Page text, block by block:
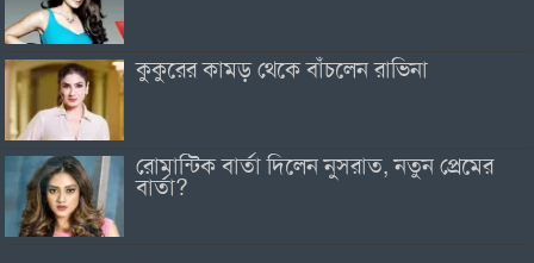
কুকুরের কামড় থেকে বাঁচলেন রাভিনা
রোমান্টিক বার্তা দিলেন নুসরাত, নতুন প্রেমের
বার্তা?